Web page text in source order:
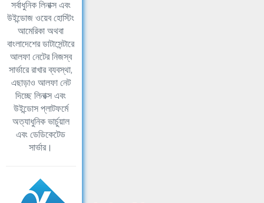
সর্বাধুনিক লিনাক্স এবং
উইন্ডোজ ওয়েব হোস্টিং
আমেরিকা অথবা
বাংলাদেশের ডাটাসেন্টারে
আলফা নেটের নিজস্ব
সার্ভারে রাখার ব্যবস্থা,
এছাড়াও আলফা নেট
দিচ্ছে লিনাক্স এবং
উইন্ডোস প্লাটফর্মে
অত্যাধুনিক ভার্চুয়াল
এবং ডেডিকেটেড
সার্ভার।